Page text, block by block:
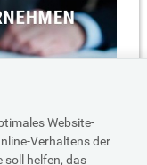
Website-
Verhaltens der
soll helfen, das